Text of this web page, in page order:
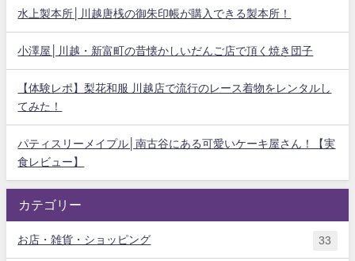
水上製本所│川越唐桟の御朱印帳が購入できる製本所！
小澤屋│川越・新富町の昔懐かしいだんご店で頂く焼き団子
【体験レポ】梨花和服 川越店で流行のレース着物をレンタルし
てみた！
パティスリーメイプル│南古谷にある可愛いケーキ屋さん！【実
食レビュー】
カテゴリー
お店・雑貨・ショッピング 33